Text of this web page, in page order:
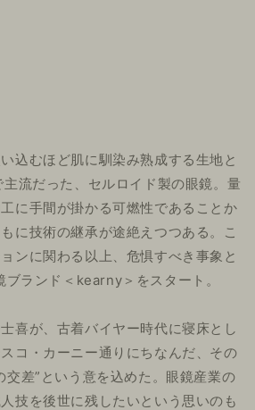
込むほど肌に馴染み熟成する生地と
流だった、セルロイド製の眼鏡。量
に手間が掛かる可燃性であることか
に技術の継承が途絶えつつある。こ
ンに関わる以上、危惧すべき事象と
ランド＜kearny＞をスタート。
喜が、古着バイヤー時代に寝床とし
コ・カーニー通りにちなんだ、その
交差”という意を込めた。眼鏡産業の
技を後世に残したいという思いのも